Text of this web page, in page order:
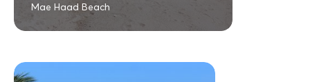
Mae Haad Beach